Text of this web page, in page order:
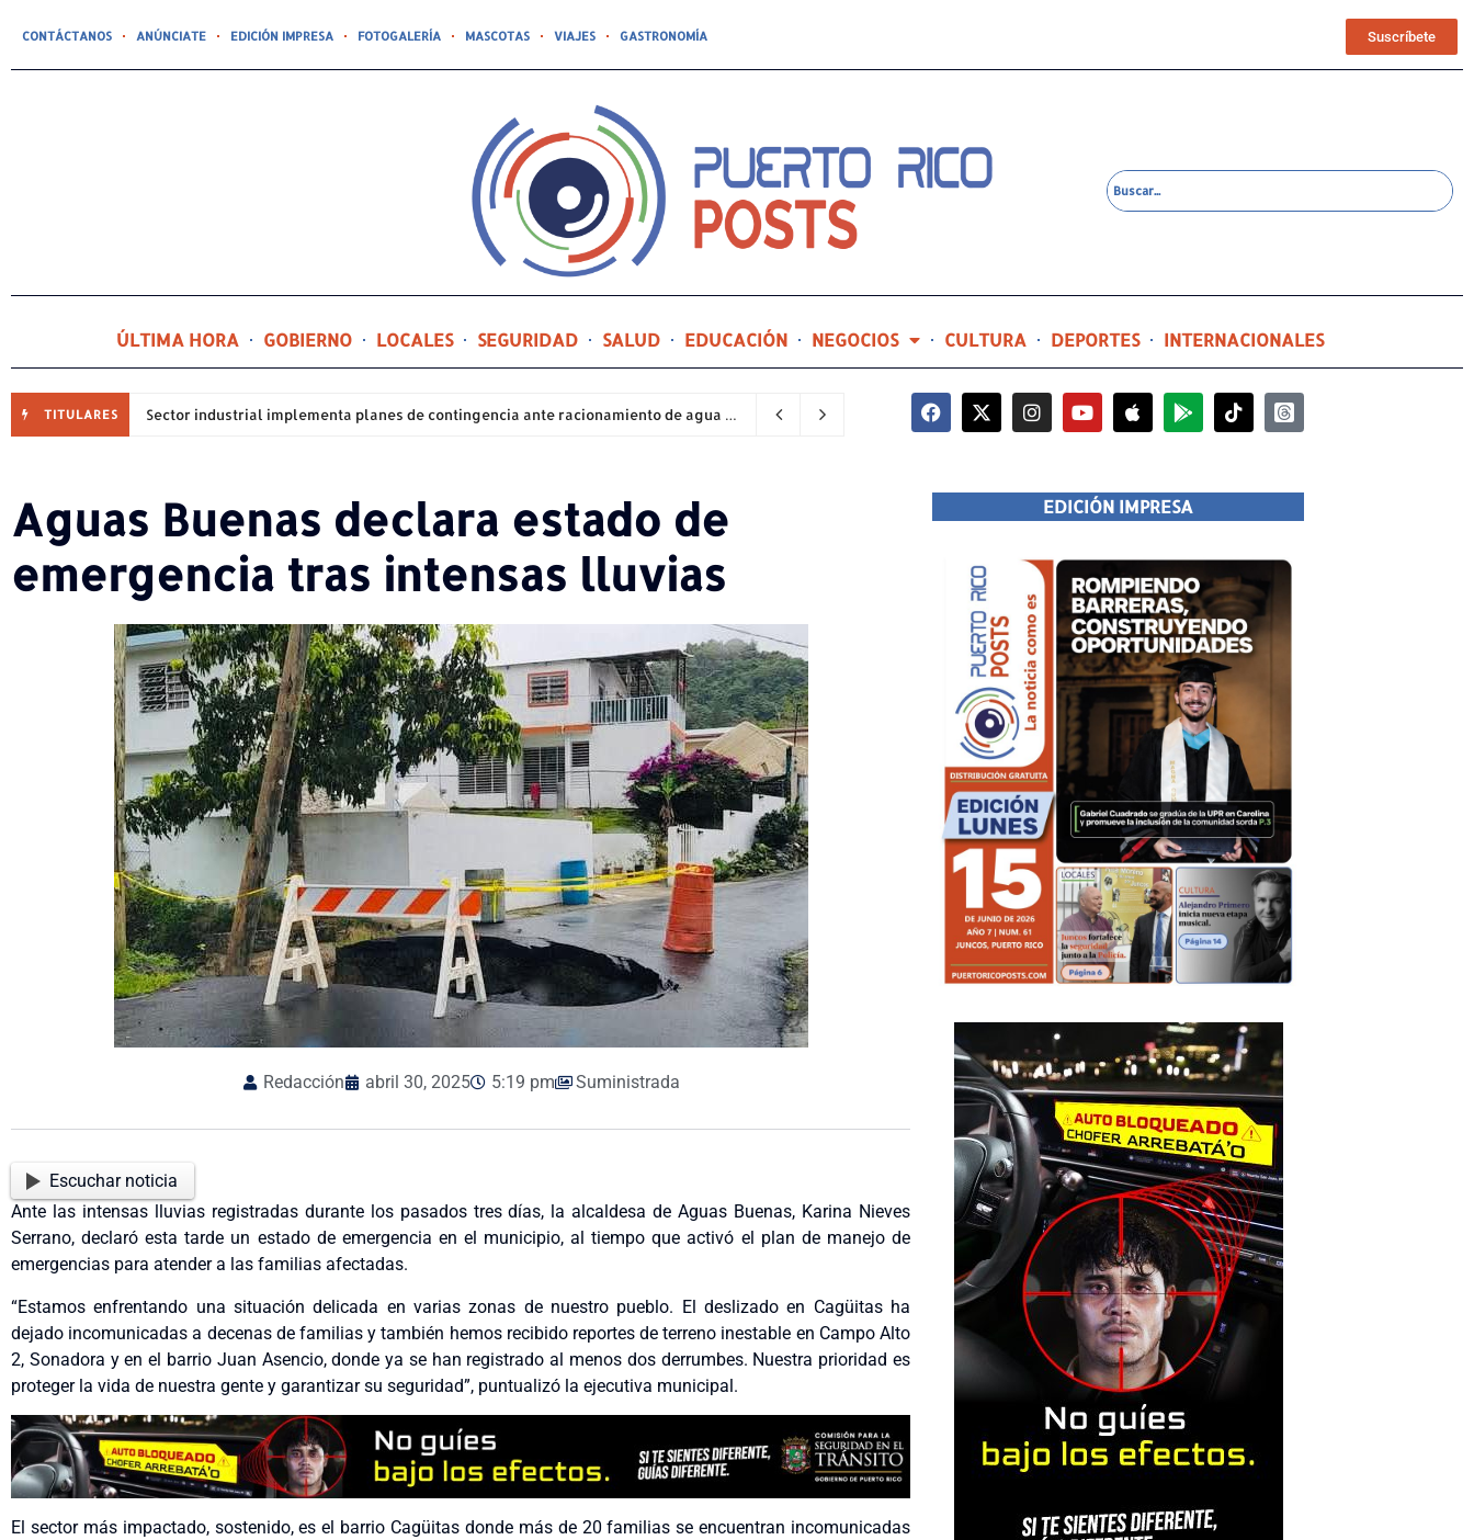
CONTÁCTANOS ANÚNCIATE EDICIÓN IMPRESA FOTOGALERÍA MASCOTAS VIAJES GASTRONOMÍA Suscríbete
ÚLTIMA HORA GOBIERNO LOCALES SEGURIDAD SALUD EDUCACIÓN NEGOCIOS CULTURA DEPORTES INTERNACIONALES
TITULARES Sector industrial implementa planes de contingencia ante racionamiento de agua y hace un llamado a la eficiencia infraestructural 8 horas ago
Aguas Buenas declara estado de
emergencia tras intensas lluvias
Redacción abril 30, 2025 5:19 pm Suministrada
Escuchar noticia
Ante las intensas lluvias registradas durante los pasados tres días, la alcaldesa de Aguas Buenas, Karina Nieves
Serrano, declaró esta tarde un estado de emergencia en el municipio, al tiempo que activó el plan de manejo de
emergencias para atender a las familias afectadas.
“Estamos enfrentando una situación delicada en varias zonas de nuestro pueblo. El deslizado en Cagüitas ha
dejado incomunicadas a decenas de familias y también hemos recibido reportes de terreno inestable en Campo Alto
2, Sonadora y en el barrio Juan Asencio, donde ya se han registrado al menos dos derrumbes. Nuestra prioridad es
proteger la vida de nuestra gente y garantizar su seguridad”, puntualizó la ejecutiva municipal.
El sector más impactado, sostenido, es el barrio Cagüitas donde más de 20 familias se encuentran incomunicadas
EDICIÓN IMPRESA